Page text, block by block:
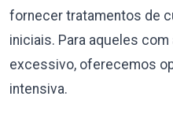
fornecer tratamentos de
iniciais. Para aqueles
excessivo, oferecemos
intensiva.